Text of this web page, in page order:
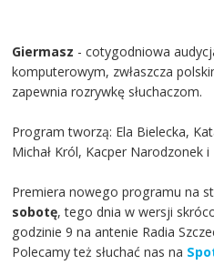
Giermasz - cotygodniowa
komputerowym, zwłaszcza
zapewnia rozrywkę słuchaczom.
Program tworzą: Ela Bielecka,
Michał Król, Kacper Narodzonek
Premiera nowego programu na
sobotę, tego dnia w wersji
godzinie 9 na antenie Radia
Polecamy też słuchać nas na